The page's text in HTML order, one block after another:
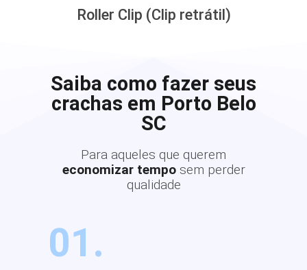
Roller Clip (Clip retrátil)
Saiba como fazer seus
crachas em Porto Belo
SC
Para aqueles que querem
economizar tempo sem perder
qualidade
01.